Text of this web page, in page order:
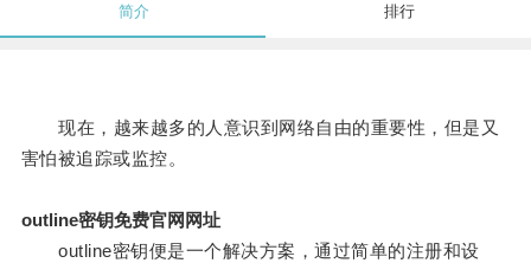
简介 排行
现在，越来越多的人意识到网络自由的重要性，但是又
害怕被追踪或监控。
outline密钥免费官网网址
outline密钥便是一个解决方案，通过简单的注册和设